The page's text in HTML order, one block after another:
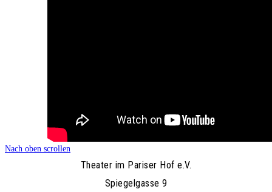
Theater im Pariser Hof e.V.
Spiegelgasse 9
Nach oben scrollen